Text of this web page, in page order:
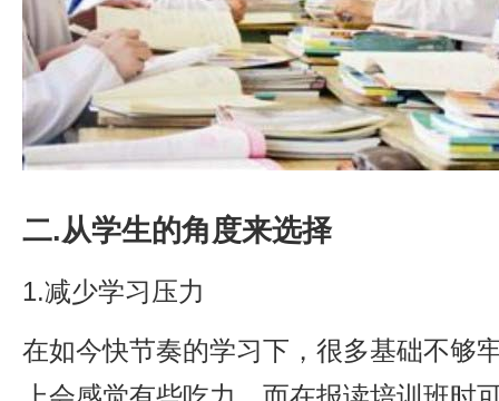
二.从学生的角度来选择
1.减少学习压力
在如今快节奏的学习下，很多基础不够